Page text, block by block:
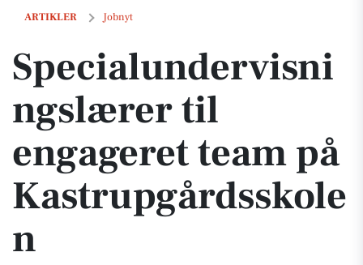
ARTIKLER Jobnyt
Specialundervisningslærer til engageret team på
Specialundervisni
ngslærer til
engageret team på
Kastrupgårdsskole
n